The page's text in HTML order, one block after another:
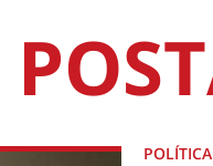
POLÍTICA